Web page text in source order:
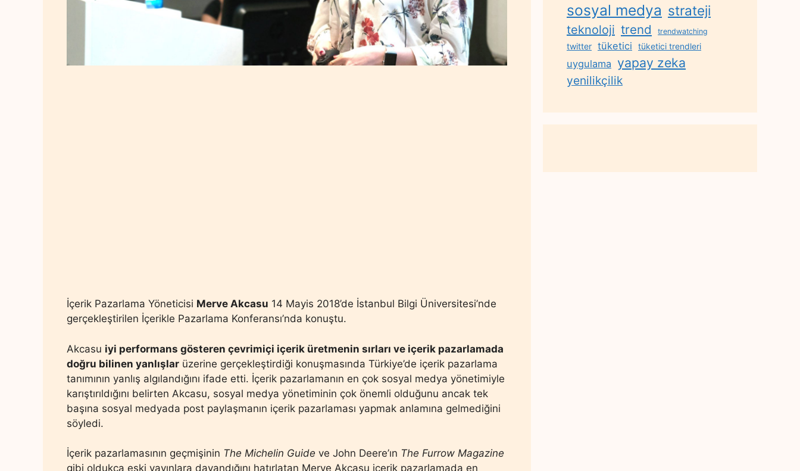
İçerik Pazarlama Yöneticisi Merve Akcasu 14 Mayis 2018’de İstanbul Bilgi Üniversitesi’nde
gerçekleştirilen İçerikle Pazarlama Konferansı’nda konuştu.
Akcasu iyi performans gösteren çevrimiçi içerik üretmenin sırları ve içerik pazarlamada
doğru bilinen yanlışlar üzerine gerçekleştirdiği konuşmasında Türkiye’de içerik pazarlama
tanımının yanlış algılandığını ifade etti. İçerik pazarlamanın en çok sosyal medya yönetimiyle
karıştırıldığını belirten Akcasu, sosyal medya yönetiminin çok önemli olduğunu ancak tek
başına sosyal medyada post paylaşmanın içerik pazarlaması yapmak anlamına gelmediğini
söyledi.
İçerik pazarlamasının geçmişinin The Michelin Guide ve John Deere’ın The Furrow Magazine
gibi oldukça eski yayınlara dayandığını hatırlatan Merve Akcasu içerik pazarlamada en
sosyal medya strateji
teknoloji trend trendwatching
twitter tüketici tüketici trendleri
uygulama yapay zeka
yenilikçilik